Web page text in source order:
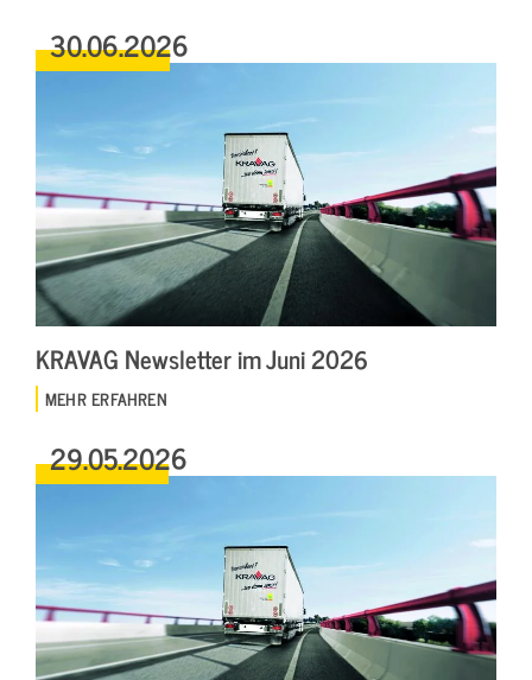
30.06.2026
KRAVAG Newsletter im Juni 2026
MEHR ERFAHREN
29.05.2026